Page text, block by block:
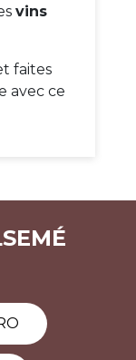
vins
faites
avec ce